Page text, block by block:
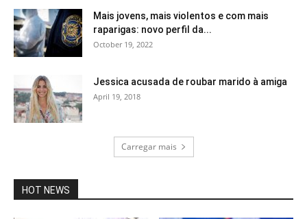
Mais jovens, mais violentos e com mais
raparigas: novo perfil da...
October 19, 2022
Jessica acusada de roubar marido à amiga
April 19, 2018
Carregar mais
HOT NEWS